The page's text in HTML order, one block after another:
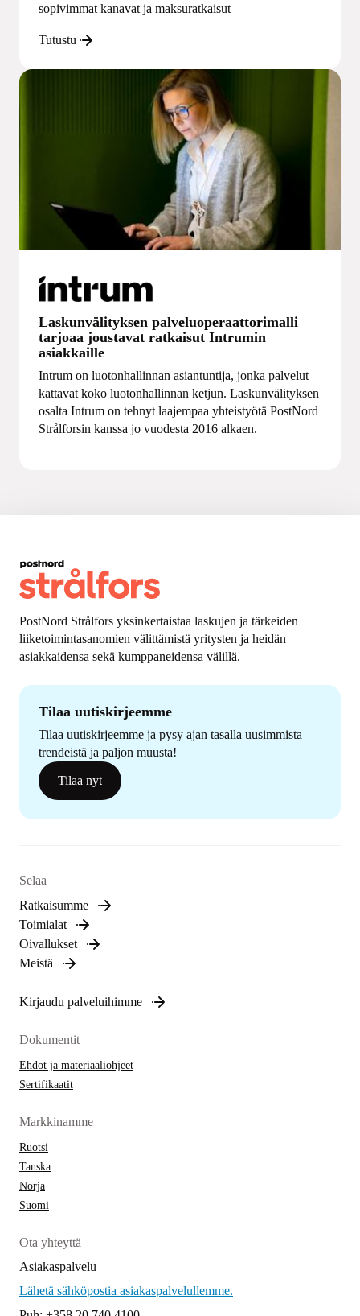
sopivimmat kanavat ja maksuratkaisut
Tutustu
Laskunvälityksen palveluoperaattorimalli
tarjoaa joustavat ratkaisut Intrumin
asiakkaille
Intrum on luotonhallinnan asiantuntija, jonka palvelut
kattavat koko luotonhallinnan ketjun. Laskunvälityksen
osalta Intrum on tehnyt laajempaa yhteistyötä PostNord
Strålforsin kanssa jo vuodesta 2016 alkaen.
PostNord Strålfors yksinkertaistaa laskujen ja tärkeiden
liiketoimintasanomien välittämistä yritysten ja heidän
asiakkaidensa sekä kumppaneidensa välillä.
Tilaa uutiskirjeemme
Tilaa uutiskirjeemme ja pysy ajan tasalla uusimmista
trendeistä ja paljon muusta!
Tilaa nyt
Selaa
Ratkaisumme
Toimialat
Oivallukset
Meistä
Kirjaudu palveluihimme
Dokumentit
Ehdot ja materiaaliohjeet
Sertifikaatit
Markkinamme
Ruotsi
Tanska
Norja
Suomi
Ota yhteyttä
Asiakaspalvelu
Lähetä sähköpostia asiakaspalvelullemme.